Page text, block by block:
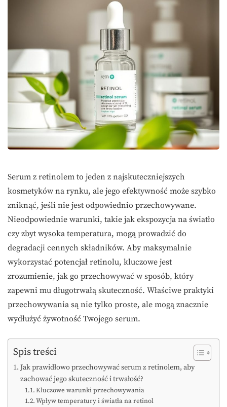
Serum z retinolem to jeden z najskuteczniejszych
kosmetyków na rynku, ale jego efektywność może szybko
zniknąć, jeśli nie jest odpowiednio przechowywane.
Nieodpowiednie warunki, takie jak ekspozycja na światło
czy zbyt wysoka temperatura, mogą prowadzić do
degradacji cennych składników. Aby maksymalnie
wykorzystać potencjał retinolu, kluczowe jest
zrozumienie, jak go przechowywać w sposób, który
zapewni mu długotrwałą skuteczność. Właściwe praktyki
przechowywania są nie tylko proste, ale mogą znacznie
wydłużyć żywotność Twojego serum.
Spis treści
Jak prawidłowo przechowywać serum z retinolem, aby
zachować jego skuteczność i trwałość?
Kluczowe warunki przechowywania
Wpływ temperatury i światła na retinol